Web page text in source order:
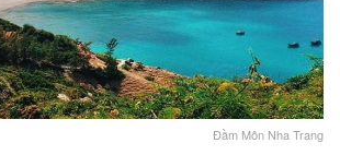
Đầm Môn Nha Trang